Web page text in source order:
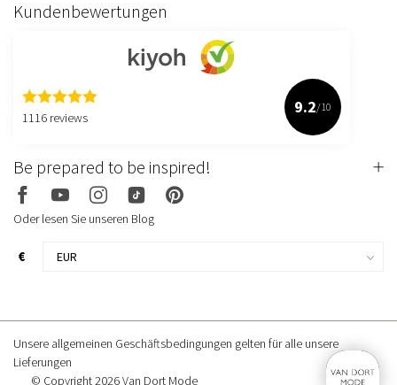
Kundenbewertungen
1116 reviews
9.2/10
Be prepared to be inspired!
Oder lesen Sie unseren Blog
€
Unsere allgemeinen Geschäftsbedingungen gelten für alle unsere
Lieferungen
© Copyright 2026 Van Dort Mode